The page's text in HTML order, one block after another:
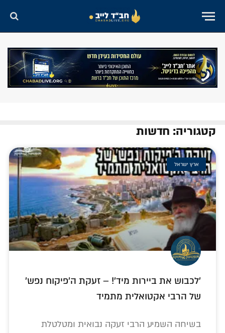
קטגוריה: חדשות
ארץ ישראל
'לכבוש את ביירות מיד'! – זעקת ה'פיקוח נפש'
של הרבי אקטואלית מתמיד
בשיחה השמיע הרבי זעקה נבואית ומטלטלת